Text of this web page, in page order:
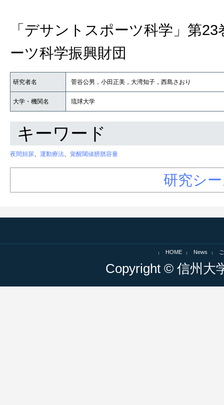
「デサントスポーツ科学」第
ーツ科学振興財団
研究者名 菅谷公男，小田正美，大湾知子，西島さおり
大学・機関名 琉球大学
キーワード
夜間頻尿、 運動療法、 覚醒閾値膀胱容量
研究シ
HOME News
Copyright © 信州大